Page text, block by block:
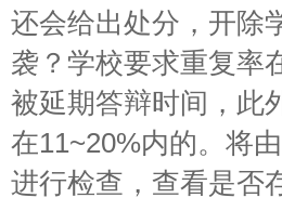
还会给出处分，开除
袭？学校要求重复率
被延期答辩时间，此
在11~20%内的。将
进行检查，查看是否